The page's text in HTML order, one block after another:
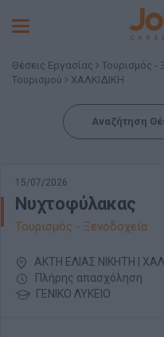
Toggle
Θέσεις Εργασίας Τουρισμός -
Τουρισμού
ΧΑΛΚΙΔΙΚΗ
Αναζήτηση
15/07/2026
Νυχτοφύλακας
Τουρισμός - Ξενοδοχεία
ΑΚΤΗ ΕΛΙΑΣ ΝΙΚΗΤΗ |
Πλήρης απασχόληση
ΓΕΝΙΚΟ ΛΥΚΕΙΟ